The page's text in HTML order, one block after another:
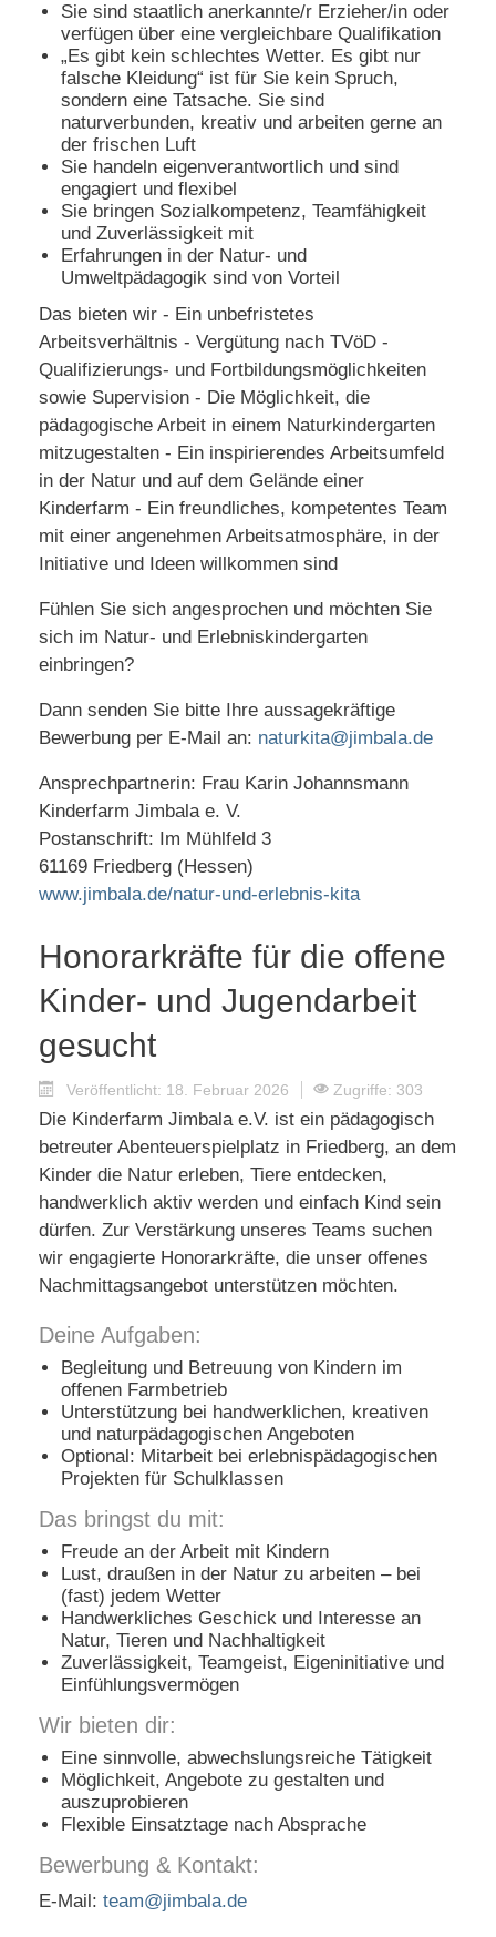
Sie sind staatlich anerkannte/r Erzieher/in oder
verfügen über eine vergleichbare Qualifikation
„Es gibt kein schlechtes Wetter. Es gibt nur
falsche Kleidung“ ist für Sie kein Spruch,
sondern eine Tatsache. Sie sind
naturverbunden, kreativ und arbeiten gerne an
der frischen Luft
Sie handeln eigenverantwortlich und sind
engagiert und flexibel
Sie bringen Sozialkompetenz, Teamfähigkeit
und Zuverlässigkeit mit
Erfahrungen in der Natur- und
Umweltpädagogik sind von Vorteil
Das bieten wir - Ein unbefristetes
Arbeitsverhältnis - Vergütung nach TVöD -
Qualifizierungs- und Fortbildungsmöglichkeiten
sowie Supervision - Die Möglichkeit, die
pädagogische Arbeit in einem Naturkindergarten
mitzugestalten - Ein inspirierendes Arbeitsumfeld
in der Natur und auf dem Gelände einer
Kinderfarm - Ein freundliches, kompetentes Team
mit einer angenehmen Arbeitsatmosphäre, in der
Initiative und Ideen willkommen sind
Fühlen Sie sich angesprochen und möchten Sie
sich im Natur- und Erlebniskindergarten
einbringen?
Dann senden Sie bitte Ihre aussagekräftige
Bewerbung per E-Mail an: naturkita@jimbala.de
Ansprechpartnerin: Frau Karin Johannsmann
Kinderfarm Jimbala e. V.
Postanschrift: Im Mühlfeld 3
61169 Friedberg (Hessen)
www.jimbala.de/natur-und-erlebnis-kita
Honorarkräfte für die offene
Kinder- und Jugendarbeit
gesucht
Veröffentlicht: 18. Februar 2026 Zugriffe: 303
Die Kinderfarm Jimbala e.V. ist ein pädagogisch
betreuter Abenteuerspielplatz in Friedberg, an dem
Kinder die Natur erleben, Tiere entdecken,
handwerklich aktiv werden und einfach Kind sein
dürfen. Zur Verstärkung unseres Teams suchen
wir engagierte Honorarkräfte, die unser offenes
Nachmittagsangebot unterstützen möchten.
Deine Aufgaben:
Begleitung und Betreuung von Kindern im
offenen Farmbetrieb
Unterstützung bei handwerklichen, kreativen
und naturpädagogischen Angeboten
Optional: Mitarbeit bei erlebnispädagogischen
Projekten für Schulklassen
Das bringst du mit:
Freude an der Arbeit mit Kindern
Lust, draußen in der Natur zu arbeiten – bei
(fast) jedem Wetter
Handwerkliches Geschick und Interesse an
Natur, Tieren und Nachhaltigkeit
Zuverlässigkeit, Teamgeist, Eigeninitiative und
Einfühlungsvermögen
Wir bieten dir:
Eine sinnvolle, abwechslungsreiche Tätigkeit
Möglichkeit, Angebote zu gestalten und
auszuprobieren
Flexible Einsatztage nach Absprache
Bewerbung & Kontakt:
E-Mail: team@jimbala.de